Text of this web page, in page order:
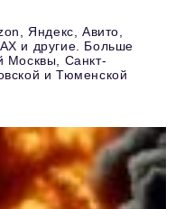
Яндекс, Авито,
и другие. Больше
Москвы, Санкт-
и Тюменской